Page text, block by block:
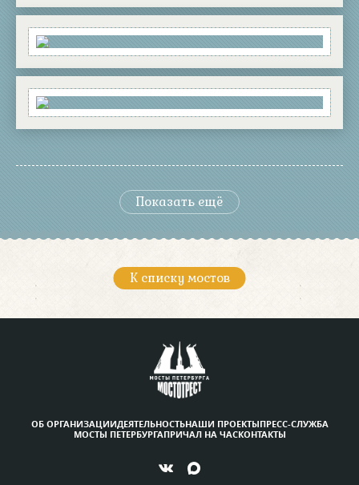
Показать ещё
К списку мостов
ОБ ОРГАНИЗАЦИИДЕЯТЕЛЬНОСТЬНАШИ ПРОЕКТЫПРЕСС-СЛУЖБА
МОСТЫ ПЕТЕРБУРГАПРИЧАЛ НА ЧАСКОНТАКТЫ